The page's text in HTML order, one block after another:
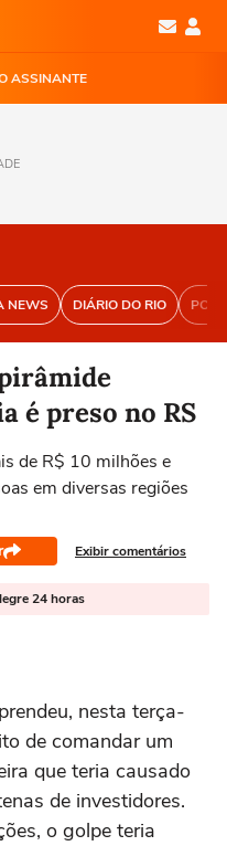
ASSINANTE
NEWS DIÁRIO DO RIO
é preso no RS
de R$ 10 milhões e
em diversas regiões
Exibir comentários
24 horas
nesta terça-
de comandar um
que teria causado
de investidores.
o golpe teria